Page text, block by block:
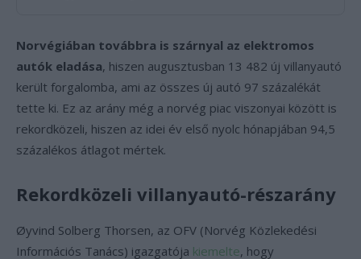
Norvégiában továbbra is szárnyal az elektromos
autók eladása, hiszen augusztusban 13 482 új villanyautó
került forgalomba, ami az összes új autó 97 százalékát
tette ki. Ez az arány még a norvég piac viszonyai között is
rekordközeli, hiszen az idei év első nyolc hónapjában 94,5
százalékos átlagot mértek.
Rekordközeli villanyautó-részarány
Øyvind Solberg Thorsen, az OFV (Norvég Közlekedési
Információs Tanács) igazgatója kiemelte, hogy